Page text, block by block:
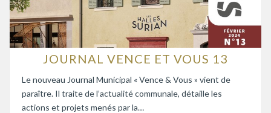
JOURNAL VENCE ET VOUS 13
Le nouveau Journal Municipal « Vence & Vous » vient de
paraître. Il traite de l’actualité communale, détaille les
actions et projets menés par la…